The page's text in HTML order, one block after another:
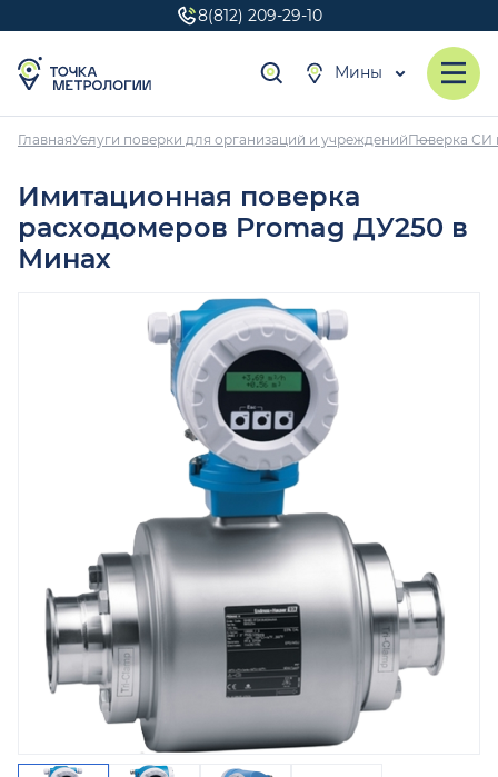
8(812) 209-29-10
Мины
ГлавнаяУслуги поверки для организаций и учрежденийПоверка СИ
Имитационная поверка
расходомеров Promag ДУ250 в
Минах